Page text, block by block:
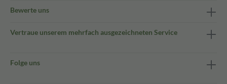
Bewerte uns
Vertraue unserem mehrfach ausgezeichneten Service
Folge uns